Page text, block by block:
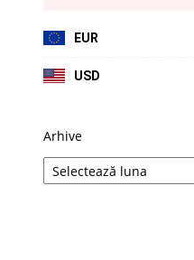
EUR
USD
Arhive